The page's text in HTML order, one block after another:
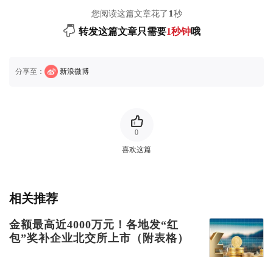
您阅读这篇文章花了 1秒
转发这篇文章只需要1秒钟哦
分享至： 新浪微博
喜欢这篇
0
相关推荐
金额最高近4000万元！各地发“红
包”奖补企业北交所上市（附表格）